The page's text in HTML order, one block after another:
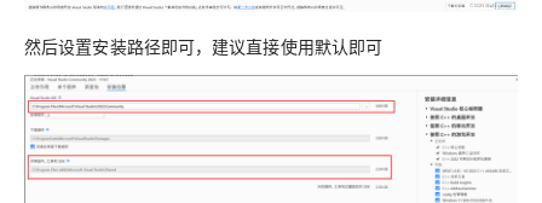
然后设置安装路径即可，建议直接使用默认即可